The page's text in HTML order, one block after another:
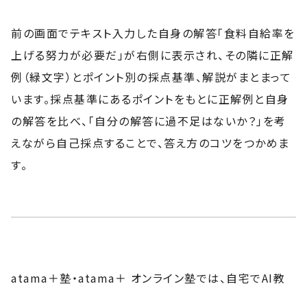
前の画面でテキスト入力した自身の解答「食料自給率を
上げる努力が必要だ」が右側に表示され、その隣に正解
例（緑文字）とポイント別の採点基準、解説がまとまって
います。採点基準にあるポイントをもとに正解例と自身
の解答を比べ、「自分の解答に過不足はないか？」を考
えながら自己採点することで、答え方のコツをつかめま
す。
atama＋塾・atama＋ オンライン塾では、自宅でAI教